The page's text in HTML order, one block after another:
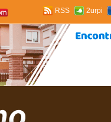
RSS 2urpi